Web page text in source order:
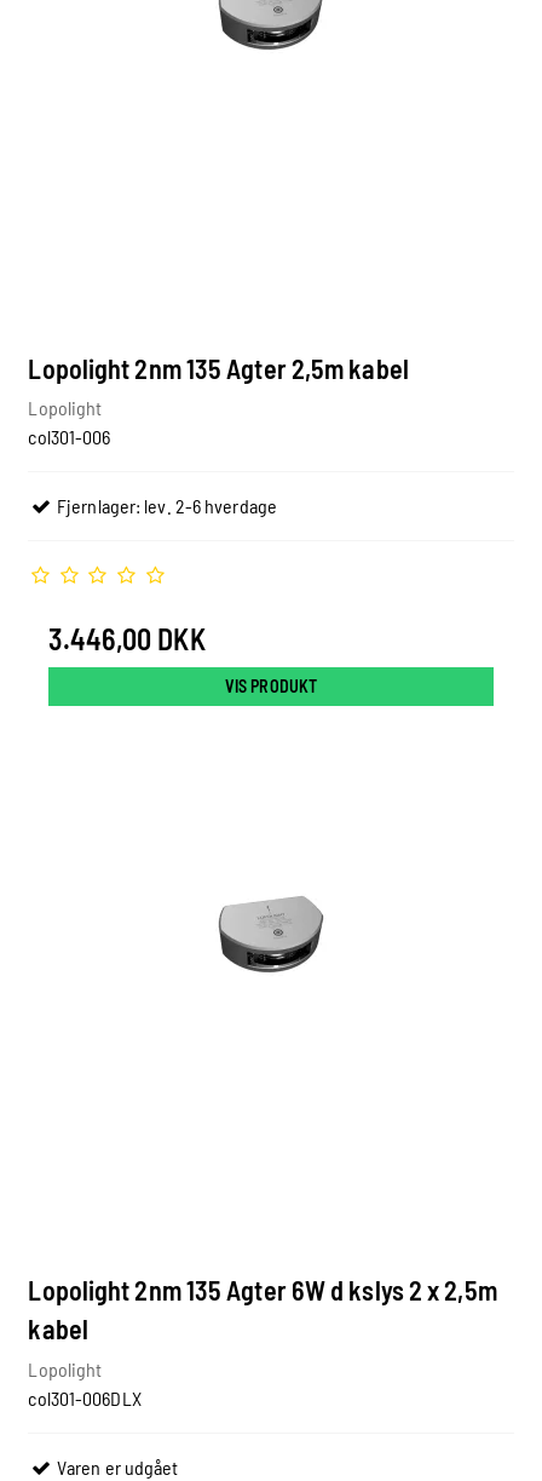
Lopolight 2nm 135 Agter 2,5m kabel
Lopolight
col301-006
Fjernlager: lev. 2-6 hverdage
3.446,00 DKK
VIS PRODUKT
Lopolight 2nm 135 Agter 6W d kslys 2 x 2,5m
kabel
Lopolight
col301-006DLX
Varen er udgået